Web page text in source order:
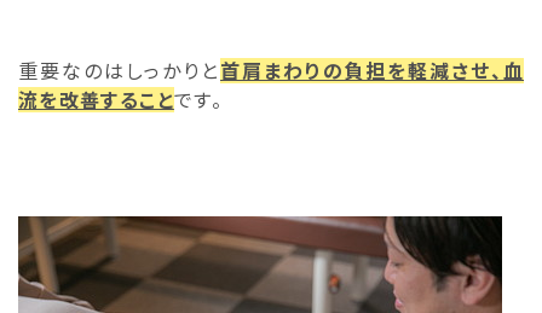
重要なのはしっかりと首肩まわりの負担を軽減させ、血
流を改善することです。